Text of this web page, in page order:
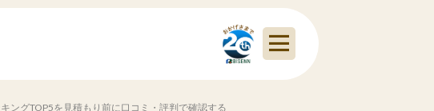
ングTOP5を見積もり前に口コミ・評判で確認する